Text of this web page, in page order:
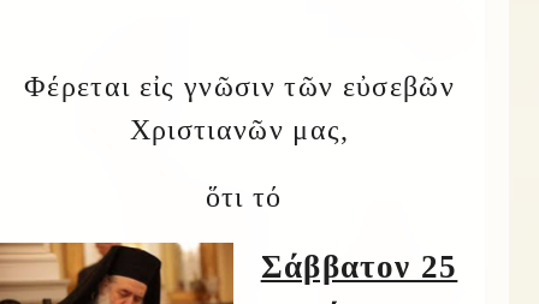
Φέρεται εἰς γνῶσιν τῶν εὐσεβῶν
Χριστιανῶν μας,
ὅτι τό
Σάββατον 25